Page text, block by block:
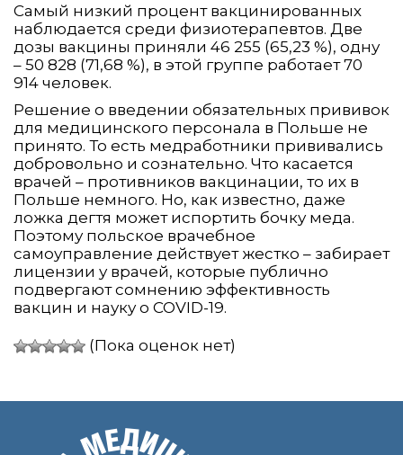
Самый низкий процент вакцинированных
наблюдается среди физиотерапевтов. Две
дозы вакцины приняли 46 255 (65,23 %), одну
– 50 828 (71,68 %), в этой группе работает 70
914 человек.
Решение о введении обязательных прививок
для медицинского персонала в Польше не
принято. То есть медработники прививались
добровольно и сознательно. Что касается
врачей – противников вакцинации, то их в
Польше немного. Но, как известно, даже
ложка дегтя может испортить бочку меда.
Поэтому польское врачебное
самоуправление действует жестко – забирает
лицензии у врачей, которые публично
подвергают сомнению эффективность
вакцин и науку о COVID-19.
(Пока оценок нет)